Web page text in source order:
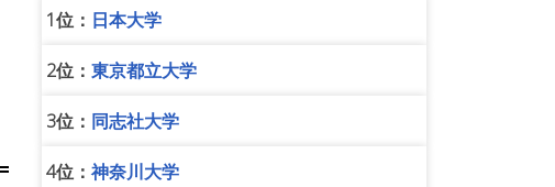
1位： 日本大学
2位： 東京都立大学
3位： 同志社大学
4位： 神奈川大学